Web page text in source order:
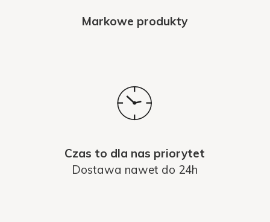
Markowe produkty
Czas to dla nas priorytet
Dostawa nawet do 24h